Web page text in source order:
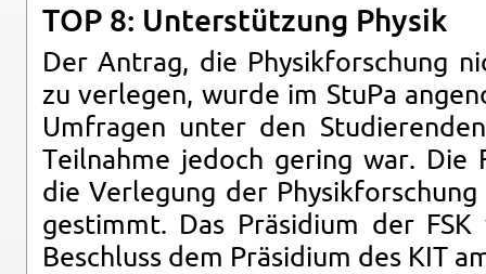
TOP 8: Un­ter­stüt­zung Phy­sik
Der An­trag, die Phy­sik­for­schung
zu ver­le­gen, wurde im StuPa
Um­fra­gen unter den
Teil­nah­me je­doch ge­ring war. Die
die Ver­le­gung der
ge­stimmt. Das Prä­si­di­um der
Be­schluss dem Prä­si­di­um des KIT